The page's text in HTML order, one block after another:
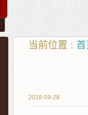
当前位置 :
2018-09-28